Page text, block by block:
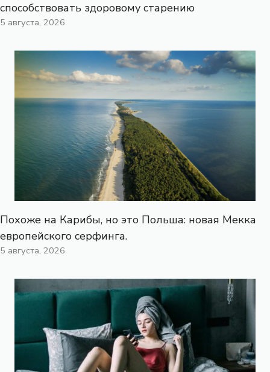
способствовать здоровому старению
5 августа, 2026
Похоже на Карибы, но это Польша: новая Мекка
европейского серфинга.
5 августа, 2026